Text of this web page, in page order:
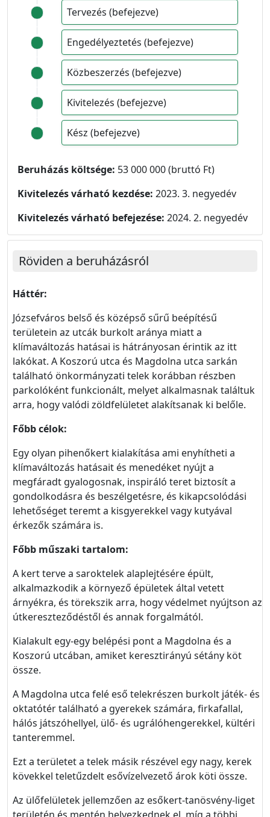
Tervezés (befejezve)
Engedélyeztetés (befejezve)
Közbeszerzés (befejezve)
Kivitelezés (befejezve)
Kész (befejezve)
Beruházás költsége: 53 000 000 (bruttó Ft)
Kivitelezés várható kezdése: 2023. 3. negyedév
Kivitelezés várható befejezése: 2024. 2. negyedév
Röviden a beruházásról
Háttér:
Józsefváros belső és középső sűrű beépítésű
területein az utcák burkolt aránya miatt a
klímaváltozás hatásai is hátrányosan érintik az itt
lakókat. A Koszorú utca és Magdolna utca sarkán
található önkormányzati telek korábban részben
parkolóként funkcionált, melyet alkalmasnak találtuk
arra, hogy valódi zöldfelületet alakítsanak ki belőle.
Főbb célok:
Egy olyan pihenőkert kialakítása ami enyhítheti a
klímaváltozás hatásait és menedéket nyújt a
megfáradt gyalogosnak, inspiráló teret biztosít a
gondolkodásra és beszélgetésre, és kikapcsolódási
lehetőséget teremt a kisgyerekkel vagy kutyával
érkezők számára is.
Főbb műszaki tartalom:
A kert terve a saroktelek alaplejtésére épült,
alkalmazkodik a környező épületek által vetett
árnyékra, és törekszik arra, hogy védelmet nyújtson az
útkereszteződéstől és annak forgalmától.
Kialakult egy-egy belépési pont a Magdolna és a
Koszorú utcában, amiket keresztirányú sétány köt
össze.
A Magdolna utca felé eső telekrészen burkolt játék- és
oktatótér található a gyerekek számára, firkafallal,
hálós játszóhellyel, ülő- és ugrálóhengerekkel, kültéri
tanteremmel.
Ezt a területet a telek másik részével egy nagy, kerek
kövekkel teletűzdelt esővízelvezető árok köti össze.
Az ülőfelületek jellemzően az esőkert-tanösvény-liget